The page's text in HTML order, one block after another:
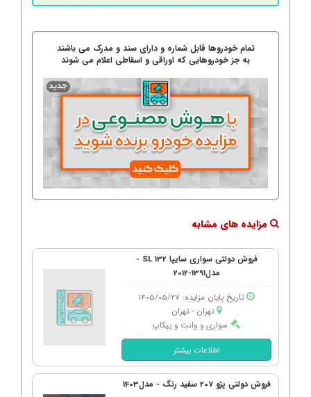
تمام خودروها قابل شماره و دارای سند و مدرک می باشند
به جز خودروهایی که اوراقی و اسقاطی اعلام می شوند
مزایده های مشابه
فروش دولتی سواری سایپا 132 SL -
مدل1391-2012
تاریخ پایان مزایده: 1405/05/27
تهران - تهران
سواری و وانت و پیکاپ
اطلاعات بیشتر
فروش دولتی پژو 207 سفید رنگ - مدل1403